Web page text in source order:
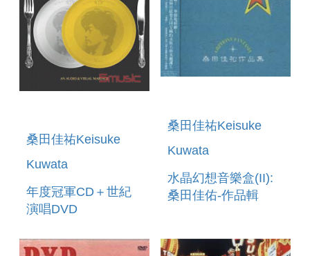
桑田佳祐Keisuke
Kuwata
年度冠軍CD＋世紀
演唱DVD
桑田佳祐Keisuke
Kuwata
水晶幻想音樂盒(II):
桑田佳佑-作品輯
ORPHONY